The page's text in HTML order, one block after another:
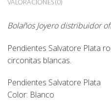
VALORACIONES (0)
Bolaños Joyero distribuidor
Pendientes Salvatore Plata
circonitas blancas.
Pendientes Salvatore Plata
Color: Blanco